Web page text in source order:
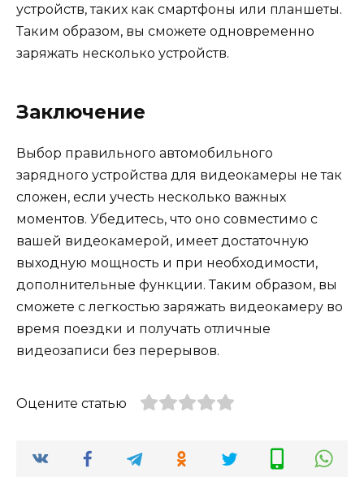
устройств, таких как смартфоны или планшеты.
Таким образом, вы сможете одновременно
заряжать несколько устройств.
Заключение
Выбор правильного автомобильного
зарядного устройства для видеокамеры не так
сложен, если учесть несколько важных
моментов. Убедитесь, что оно совместимо с
вашей видеокамерой, имеет достаточную
выходную мощность и при необходимости,
дополнительные функции. Таким образом, вы
сможете с легкостью заряжать видеокамеру во
время поездки и получать отличные
видеозаписи без перерывов.
Оцените статью